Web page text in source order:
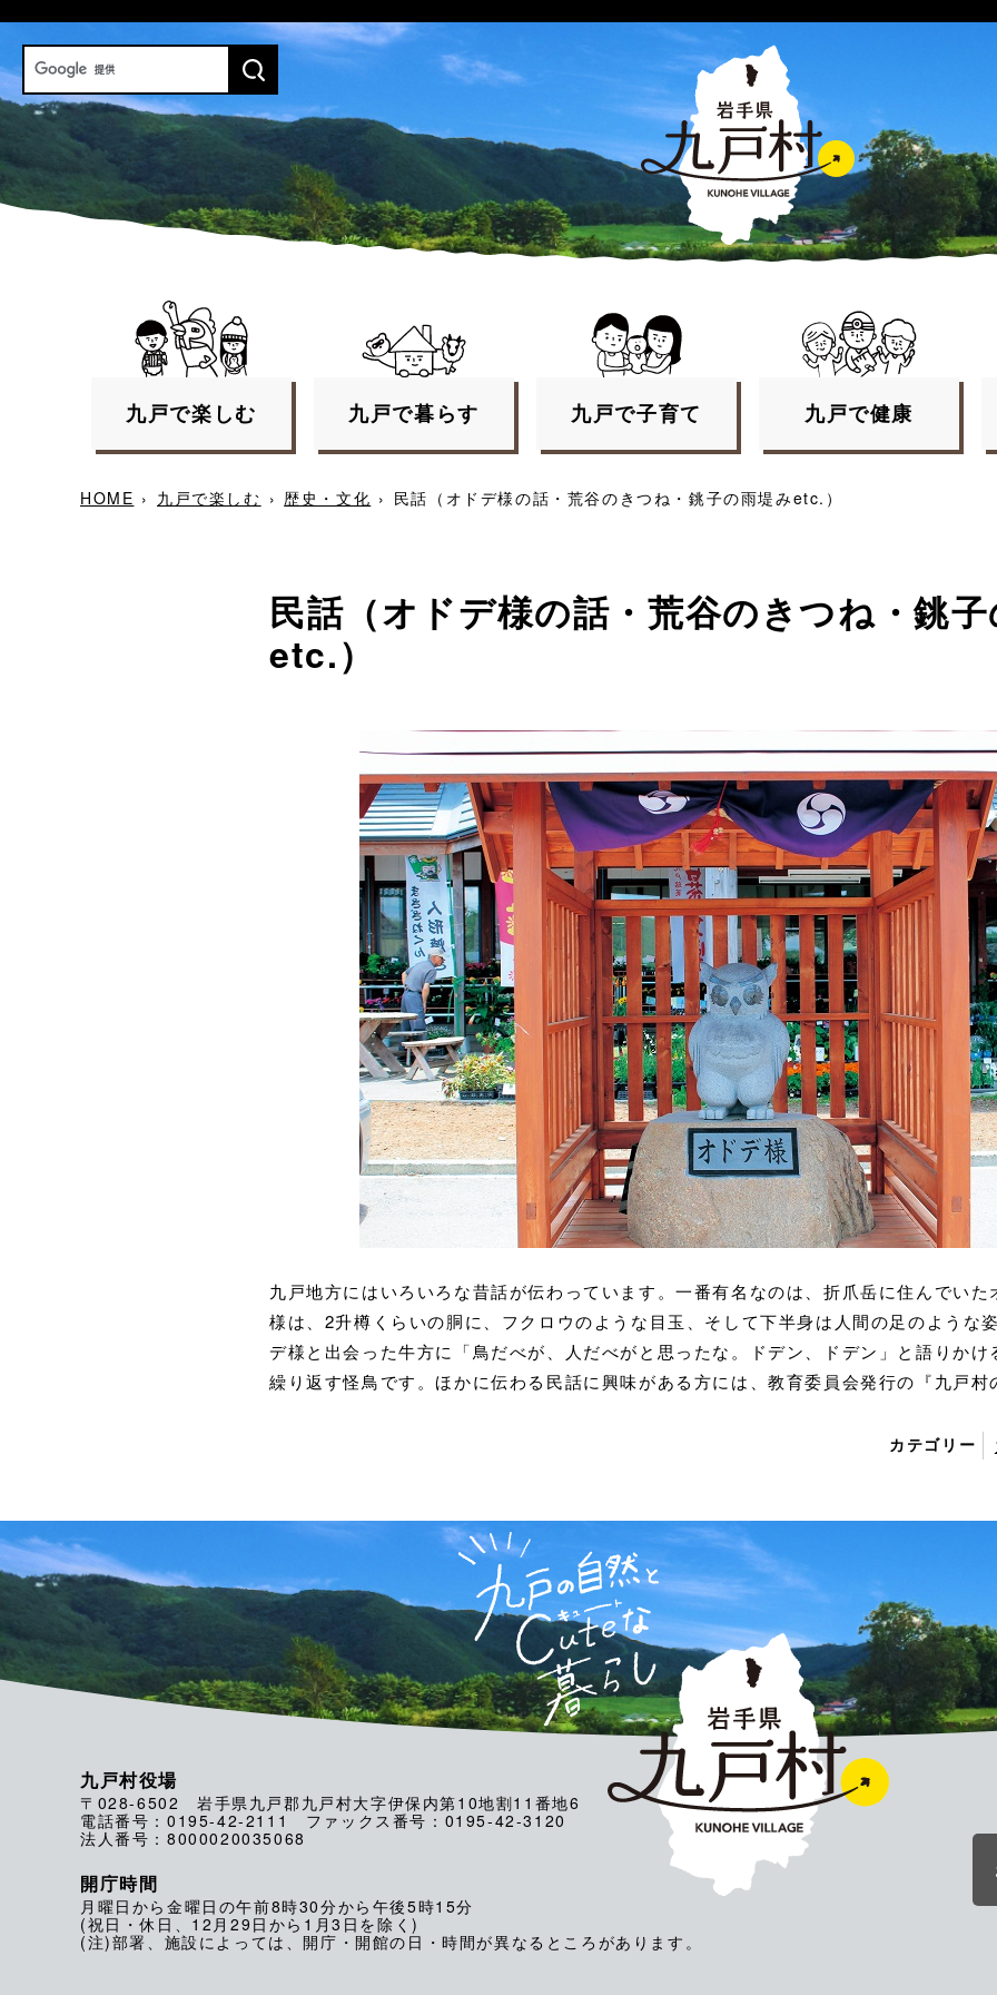
九戸で楽しむ 九戸で暮らす 九戸で子育て 九戸で健康
HOME › 九戸で楽しむ › 歴史・文化 › 民話（オドデ様の話・荒谷のきつね・銚子の雨堤みetc.）
民話（オドデ様の話・荒谷のきつね・銚
etc.）
九戸地方にはいろいろな昔話が伝わっています。一番有名なのは、折爪岳に住んでい
様は、2升樽くらいの胴に、フクロウのような目玉、そして下半身は人間の足のような
デ様と出会った牛方に「鳥だべが、人だべがと思ったな。ドデン、ドデン」と語りか
繰り返す怪鳥です。ほかに伝わる民話に興味がある方には、教育委員会発行の『九戸
カテゴリー
九戸村役場
〒028-6502 岩手県九戸郡九戸村大字伊保内第10地割11番地6
電話番号：0195-42-2111 ファックス番号：0195-42-3120
法人番号：8000020035068
開庁時間
月曜日から金曜日の午前8時30分から午後5時15分
(祝日・休日、12月29日から1月3日を除く)
(注)部署、施設によっては、開庁・開館の日・時間が異なるところがあります。